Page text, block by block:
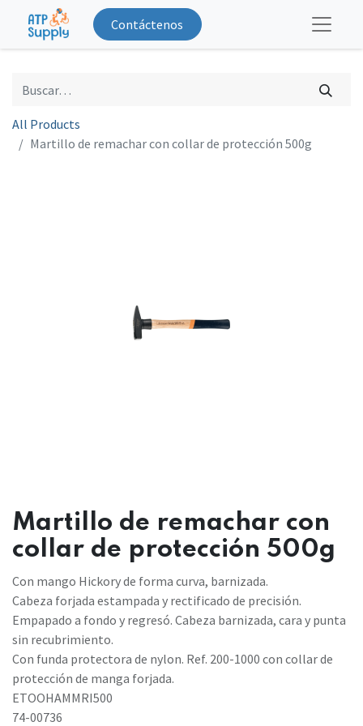
Contáctenos
All Products
Martillo de remachar con collar de protección 500g
Martillo de remachar con
collar de protección 500g
Con mango Hickory de forma curva, barnizada.
Cabeza forjada estampada y rectificado de precisión.
Empapado a fondo y regresó. Cabeza barnizada, cara y punta
sin recubrimiento.
Con funda protectora de nylon. Ref. 200-1000 con collar de
protección de manga forjada.
ETOOHAMMRI500
74-00736